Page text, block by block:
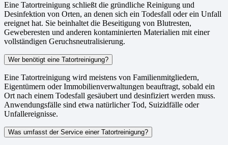
Eine Tatortreinigung schließt die gründliche Reinigung und
Desinfektion von Orten, an denen sich ein Todesfall oder ein Unfall
ereignet hat. Sie beinhaltet die Beseitigung von Blutresten,
Geweberesten und anderen kontaminierten Materialien mit einer
vollständigen Geruchsneutralisierung.
Wer benötigt eine Tatortreinigung?
Eine Tatortreinigung wird meistens von Familienmitgliedern,
Eigentümern oder Immobilienverwaltungen beauftragt, sobald ein
Ort nach einem Todesfall gesäubert und desinfiziert werden muss.
Anwendungsfälle sind etwa natürlicher Tod, Suizidfälle oder
Unfallereignisse.
Was umfasst der Service einer Tatortreinigung?